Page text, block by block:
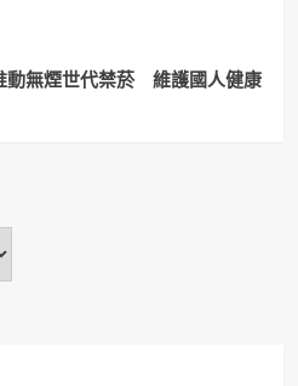
動無煙世代禁菸 維護國人健康